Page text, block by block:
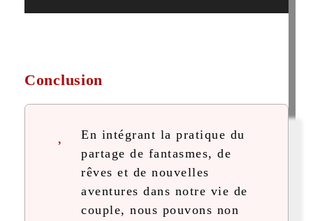
Conclusion
En intégrant la pratique du
partage de fantasmes, de
rêves et de nouvelles
aventures dans notre vie de
couple, nous pouvons non